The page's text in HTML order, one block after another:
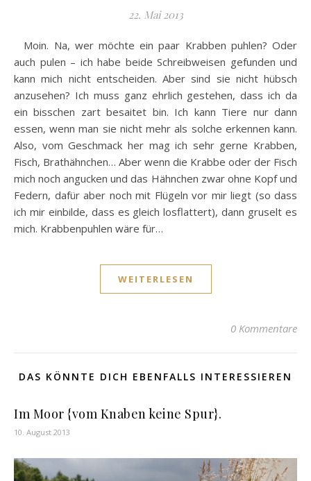
22. Mai 2013
Moin. Na, wer möchte ein paar Krabben puhlen? Oder
auch pulen – ich habe beide Schreibweisen gefunden und
kann mich nicht entscheiden. Aber sind sie nicht hübsch
anzusehen? Ich muss ganz ehrlich gestehen, dass ich da
ein bisschen zart besaitet bin. Ich kann Tiere nur dann
essen, wenn man sie nicht mehr als solche erkennen kann.
Also, vom Geschmack her mag ich sehr gerne Krabben,
Fisch, Brathähnchen… Aber wenn die Krabbe oder der Fisch
mich noch angucken und das Hähnchen zwar ohne Kopf und
Federn, dafür aber noch mit Flügeln vor mir liegt (so dass
ich mir einbilde, dass es gleich losflattert), dann gruselt es
mich. Krabbenpuhlen wäre für…
WEITERLESEN
0 Kommentare
DAS KÖNNTE DICH EBENFALLS INTERESSIEREN
Im Moor {vom Knaben keine Spur}.
10. August 2013